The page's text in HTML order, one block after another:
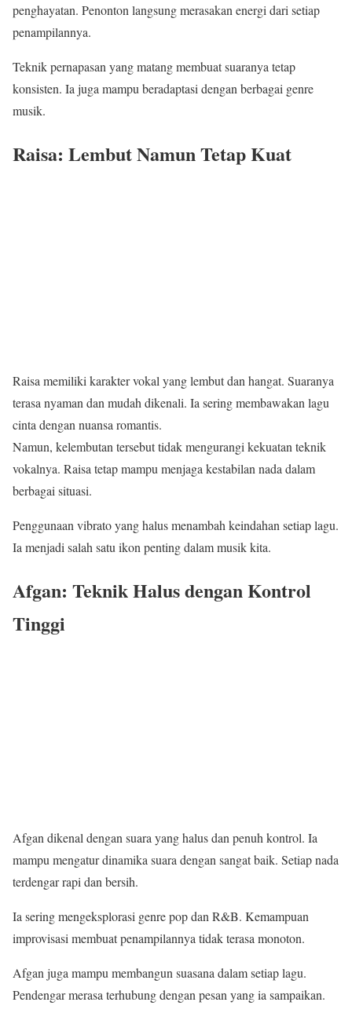
penghayatan. Penonton langsung merasakan energi dari setiap
penampilannya.
Teknik pernapasan yang matang membuat suaranya tetap
konsisten. Ia juga mampu beradaptasi dengan berbagai genre
musik.
Raisa: Lembut Namun Tetap Kuat
Raisa memiliki karakter vokal yang lembut dan hangat. Suaranya
terasa nyaman dan mudah dikenali. Ia sering membawakan lagu
cinta dengan nuansa romantis.
Namun, kelembutan tersebut tidak mengurangi kekuatan teknik
vokalnya. Raisa tetap mampu menjaga kestabilan nada dalam
berbagai situasi.
Penggunaan vibrato yang halus menambah keindahan setiap lagu.
Ia menjadi salah satu ikon penting dalam musik kita.
Afgan: Teknik Halus dengan Kontrol
Tinggi
Afgan dikenal dengan suara yang halus dan penuh kontrol. Ia
mampu mengatur dinamika suara dengan sangat baik. Setiap nada
terdengar rapi dan bersih.
Ia sering mengeksplorasi genre pop dan R&B. Kemampuan
improvisasi membuat penampilannya tidak terasa monoton.
Afgan juga mampu membangun suasana dalam setiap lagu.
Pendengar merasa terhubung dengan pesan yang ia sampaikan.